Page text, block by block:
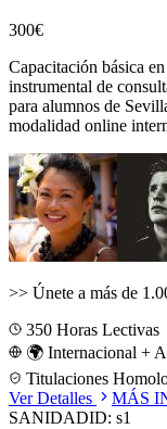
300€
Capacitación básica
instrumental de
para alumnos de
modalidad online
>> Únete a más de
350 Horas Lectivas
🌍 Internacional +
Titulaciones
Ver Detalles
MÁS
SANIDADID: s1